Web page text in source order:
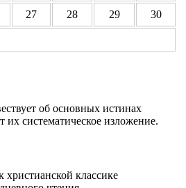
27 28 29 30
об основных истинах
их систематическое изложение.
христианской классике